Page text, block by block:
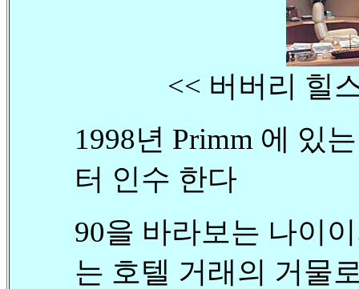
<< 버버리 힐
1998년 Primm 에 있
터 인수 한다
90을 바라보는 나이
는 호텔 거래의 거물